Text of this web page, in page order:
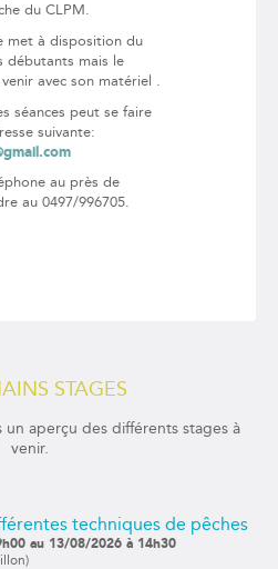
du CLPM.
met à disposition du
débutants mais le
avec son matériel .
séances peut se faire
suivante:
au près de
au 0497/996705.
STAGES
un aperçu des différents stages à
venir.
techniques de pêches
au 13/08/2026 à 14h30